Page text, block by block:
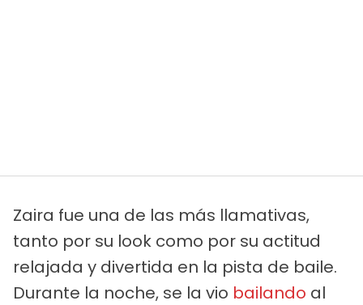
Zaira fue una de las más llamativas,
tanto por su look como por su actitud
relajada y divertida en la pista de baile.
Durante la noche, se la vio bailando al